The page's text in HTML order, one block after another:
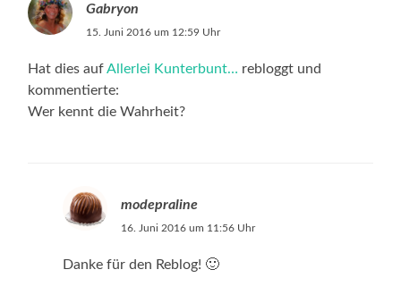
Gabryon
15. Juni 2016 um 12:59 Uhr
Hat dies aufAllerlei Kunterbunt… rebloggt und
kommentierte:
Wer kennt die Wahrheit?
modepraline
16. Juni 2016 um 11:56 Uhr
Danke für den Reblog! 🙂